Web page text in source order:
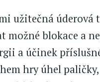
užitečná
možné blokace a
a účinek
hry úhel